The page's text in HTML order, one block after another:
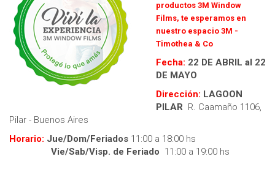
productos 3M Window
Films, te esperamos en
nuestro espacio 3M -
Timothea & Co
Fecha: 22 DE ABRIL al 22
DE MAYO
Dirección: LAGOON
PILAR R. Caamaño 1106,
Pilar - Buenos Aires
Horario: Jue/Dom/Feriados 11:00 a 18:00 hs
Vie/Sab/Visp. de Feriado 11:00 a 19:00 hs